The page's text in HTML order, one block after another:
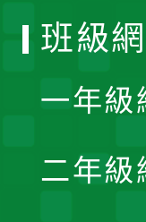
班級
一年級
二年級